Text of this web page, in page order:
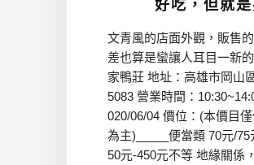
好吃，但就
文青風的店面外觀，販售
差也算是蠻讓人耳目一新
家鴨莊 地址：高雄市岡山
5083 營業時間：
020/06/04 價位：(本價目
為主)_____便當類 70元/
50元-450元不等 地緣關